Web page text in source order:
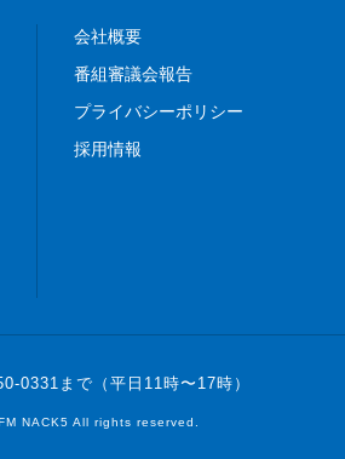
会社概要
番組審議会報告
プライバシーポリシー
採用情報
0331まで（平日11時〜17時）
NACK5 All rights reserved.